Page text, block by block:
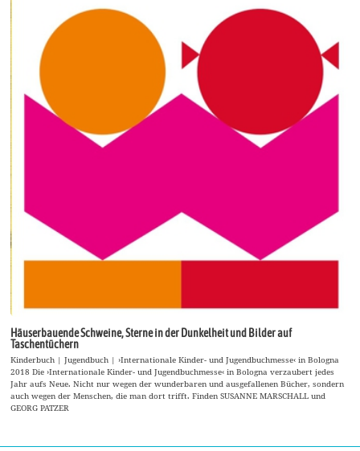
Häuserbauende Schweine, Sterne in der Dunkelheit und Bilder auf
Taschentüchern
Kinderbuch | Jugendbuch | ›Internationale Kinder- und Jugendbuchmesse‹ in Bologna
2018 Die ›Internationale Kinder- und Jugendbuchmesse‹ in Bologna verzaubert jedes
Jahr aufs Neue. Nicht nur wegen der wunderbaren und ausgefallenen Bücher, sondern
auch wegen der Menschen, die man dort trifft. Finden SUSANNE MARSCHALL und
GEORG PATZER